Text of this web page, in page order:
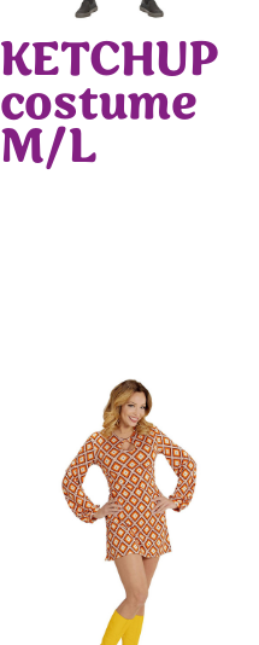
KETCHUP
costume
M/L